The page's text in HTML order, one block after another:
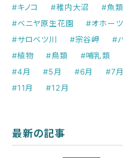
#キノコ
#稚内大沼 #魚類
#ベニヤ原生花園
#オホー
#サロベツ川
#宗谷岬 #
#植物
#鳥類 #哺乳類
#4月
#5月 #6月 #7月
#11月
#12月
最新の記事